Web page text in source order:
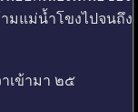
มแม่น้ำโขงไปจนถึง
เข้ามา ๒๕